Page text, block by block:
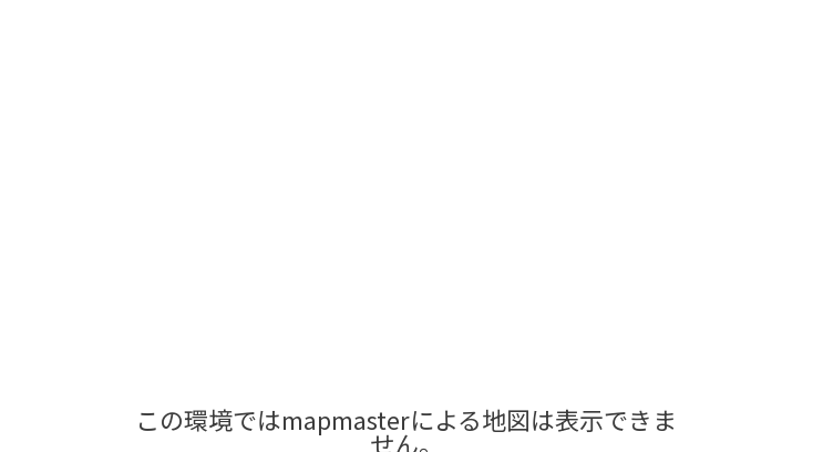
この環境ではmapmasterによる地図は表示できま
せん。